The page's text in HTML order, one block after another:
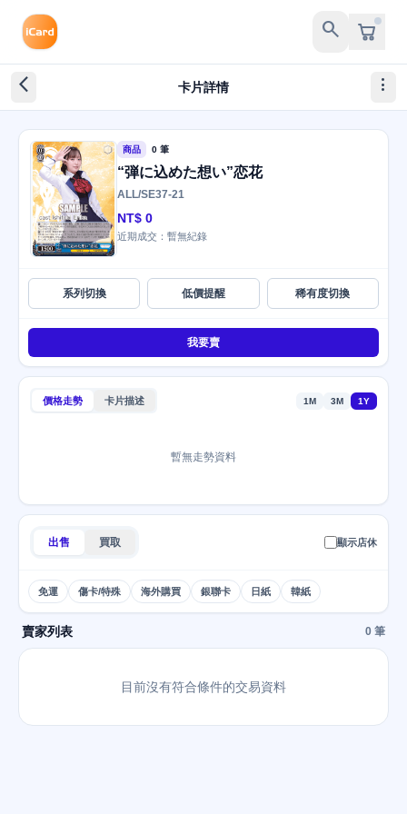
search
arrow_back_ios_new 卡片詳情 more_vert
商品 0 筆
“弾に込めた想い”恋花
ALL/SE37-21
NT$ 0
近期成交：暫無紀錄
系列切換 低價提醒 稀有度切換
我要賣
價格走勢 卡片描述 1M 3M 1Y
暫無走勢資料
出售 買取 顯示店休
免運 傷卡/特殊 海外購買 銀聯卡 日紙 韓紙
賣家列表 0 筆
目前沒有符合條件的交易資料